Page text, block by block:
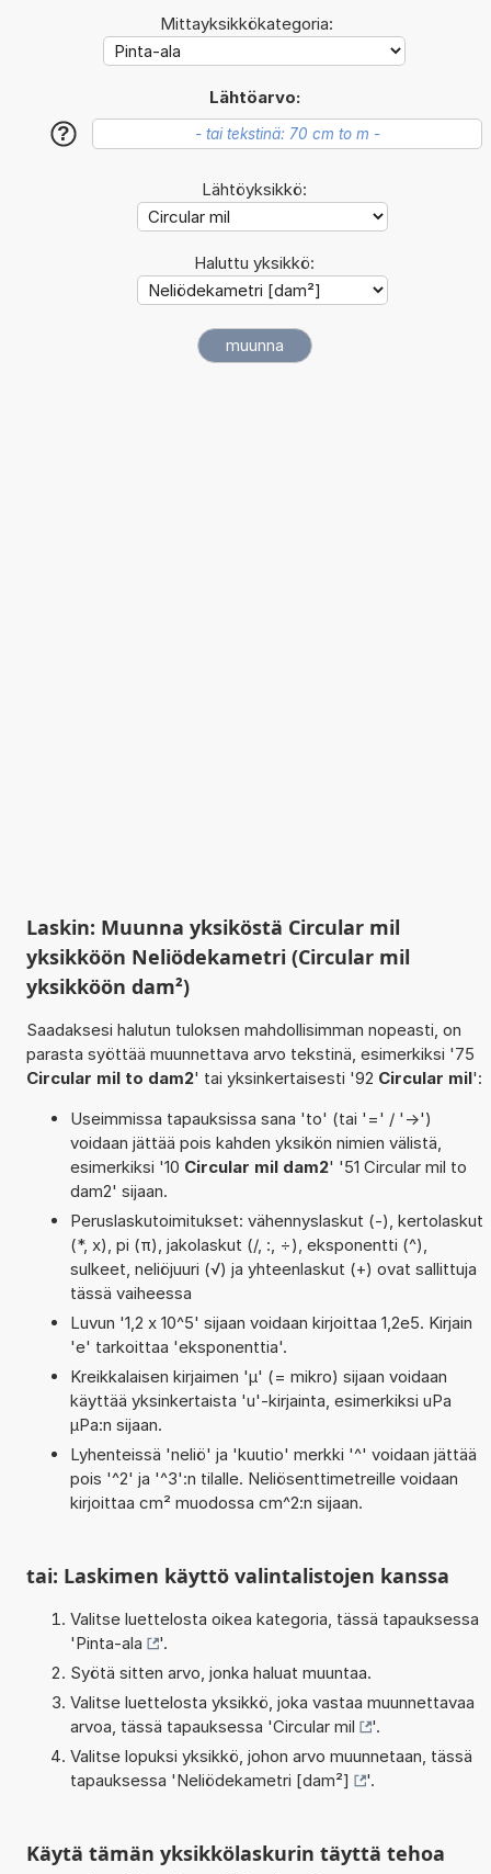
Mittayksikkökategoria:
Lähtöarvo:
?
Lähtöyksikkö:
Haluttu yksikkö:
Laskin: Muunna yksiköstä Circular mil
yksikköön Neliödekametri (Circular mil
yksikköön dam²)
Saadaksesi halutun tuloksen mahdollisimman nopeasti, on
parasta syöttää muunnettava arvo tekstinä, esimerkiksi '75
Circular mil to dam2' tai yksinkertaisesti '92 Circular mil':
Useimmissa tapauksissa sana 'to' (tai '=' / '->')
voidaan jättää pois kahden yksikön nimien välistä,
esimerkiksi '10 Circular mil dam2' '51 Circular mil to
dam2' sijaan.
Peruslaskutoimitukset: vähennyslaskut (-), kertolaskut
(*, x), pi (π), jakolaskut (/, :, ÷), eksponentti (^),
sulkeet, neliöjuuri (√) ja yhteenlaskut (+) ovat sallittuja
tässä vaiheessa
Luvun '1,2 x 10^5' sijaan voidaan kirjoittaa 1,2e5. Kirjain
'e' tarkoittaa 'eksponenttia'.
Kreikkalaisen kirjaimen 'µ' (= mikro) sijaan voidaan
käyttää yksinkertaista 'u'-kirjainta, esimerkiksi uPa
µPa:n sijaan.
Lyhenteissä 'neliö' ja 'kuutio' merkki '^' voidaan jättää
pois '^2' ja '^3':n tilalle. Neliösenttimetreille voidaan
kirjoittaa cm² muodossa cm^2:n sijaan.
tai: Laskimen käyttö valintalistojen kanssa
Valitse luettelosta oikea kategoria, tässä tapauksessa
'Pinta-ala
'.
Syötä sitten arvo, jonka haluat muuntaa.
Valitse luettelosta yksikkö, joka vastaa muunnettavaa
arvoa, tässä tapauksessa 'Circular mil
'.
Valitse lopuksi yksikkö, johon arvo muunnetaan, tässä
tapauksessa 'Neliödekametri [dam²] '.
Käytä tämän yksikkölaskurin täyttä tehoa